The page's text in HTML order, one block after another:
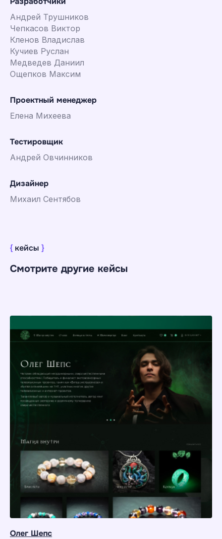
Андрей Трушников
Чепкасов Виктор
Кленов Владислав
Кучиев Руслан
Медведев Даниил
Ощепков Максим
Проектный менеджер
Елена Михеева
Тестировщик
Андрей Овчинников
Дизайнер
Михаил Сентябов
{ кейсы }
Смотрите другие кейсы
Олег Шепс